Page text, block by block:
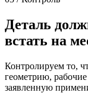
Деталь
встать на
Контролируем то,
геометрию,
заявленную